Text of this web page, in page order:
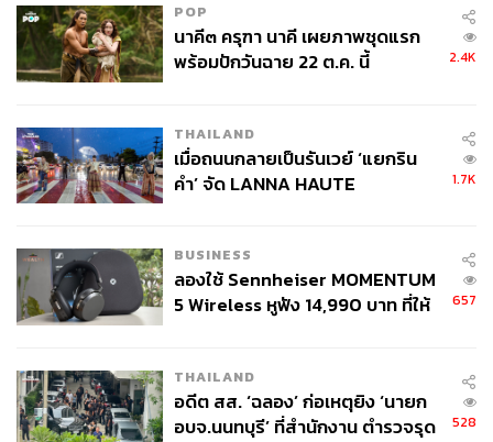
POP
นาคี๓ ครุฑา นาคี เผยภาพชุดแรก
พร้อมปักวันฉาย 22 ต.ค. นี้
2.4K
THAILAND
เมื่อถนนกลายเป็นรันเวย์ ‘แยกริน
คำ’ จัด LANNA HAUTE
1.7K
BUSINESS
ลองใช้ Sennheiser MOMENTUM
5 Wireless หูฟัง 14,990 บาท ที่ให้
657
THAILAND
อดีต สส. ‘ฉลอง’ ก่อเหตุยิง ‘นายก
อบจ.นนทบุรี’ ที่สำนักงาน ตำรวจรุด
528